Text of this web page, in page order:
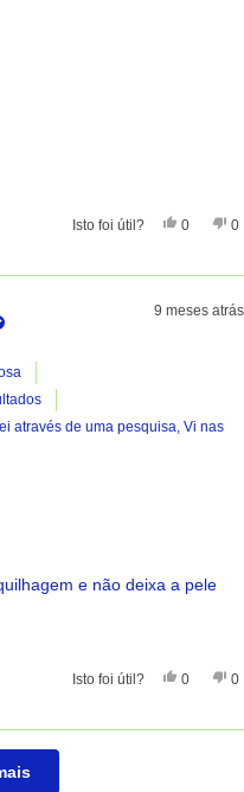
Isto foi útil? Sim,
0 0
9 meses atrás
através de uma pesquisa, Vi nas
e não deixa a pele
Isto foi útil? Sim,
0 0